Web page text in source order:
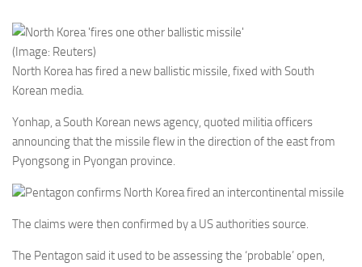
(Image: Reuters)
North Korea has fired a new ballistic missile, fixed with South
Korean media.
Yonhap, a South Korean news agency, quoted militia officers
announcing that the missile flew in the direction of the east from
Pyongsong in Pyongan province.
Pentagon confirms North Korea fired an intercontinental missile
The claims were then confirmed by a US authorities source.
The Pentagon said it used to be assessing the ‘probable’ open,